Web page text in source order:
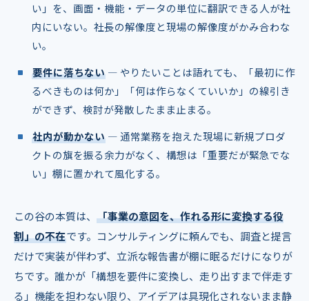
い」を、画面・機能・データの単位に翻訳できる人が社
内にいない。社長の解像度と現場の解像度がかみ合わな
い。
要件に落ちない ― やりたいことは語れても、「最初に作
るべきものは何か」「何は作らなくていいか」の線引き
ができず、検討が発散したまま止まる。
社内が動かない ― 通常業務を抱えた現場に新規プロダ
クトの旗を振る余力がなく、構想は「重要だが緊急でな
い」棚に置かれて風化する。
この谷の本質は、 「事業の意図を、作れる形に変換する役
割」の不在です。コンサルティングに頼んでも、調査と提言
だけで実装が伴わず、立派な報告書が棚に眠るだけになりが
ちです。誰かが「構想を要件に変換し、走り出すまで伴走す
る」機能を担わない限り、アイデアは具現化されないまま静